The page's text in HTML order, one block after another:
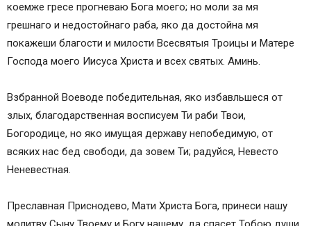
коемже гресе прогневаю Бога моего; но моли за мя
грешнаго и недостойнаго раба, яко да достойна мя
покажеши благости и милости Всесвятыя Троицы и Матере
Господа моего Иисуса Христа и всех святых. Аминь.
Взбранной Воеводе победительная, яко избавльшеся от
злых, благодарственная восписуем Ти раби Твои,
Богородице, но яко имущая державу непобедимую, от
всяких нас бед свободи, да зовем Ти; радуйся, Невесто
Неневестная.
Преславная Приснодево, Мати Христа Бога, принеси нашу